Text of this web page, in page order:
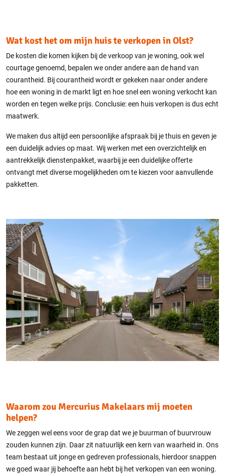
Wat kost het om mijn huis te verkopen in Olst?
De kosten die komen kijken bij de verkoop van je woning, ook wel
courtage genoemd, bepalen we onder andere aan de hand van
courantheid. Bij courantheid wordt er gekeken naar onder andere
hoe een woning in de markt ligt en hoe snel een woning verkocht kan
worden en tegen welke prijs. Conclusie: een huis verkopen is dus echt
maatwerk.
We maken dus altijd een persoonlijke afspraak bij je thuis en geven je
een duidelijk advies op maat. Wij werken met een overzichtelijk en
aantrekkelijk dienstenpakket, waarbij je een duidelijke offerte
ontvangt met diverse mogelijkheden om te kiezen voor aanvullende
pakketten.
Waarom zou Mercurius Makelaars mij moeten
helpen?
We zeggen wel eens voor de grap dat we je buurman of buurvrouw
zouden kunnen zijn. Daar zit natuurlijk een kern van waarheid in. Ons
team bestaat uit jonge en gedreven professionals, hierdoor snappen
we goed waar jij behoefte aan hebt bij het verkopen van een woning.